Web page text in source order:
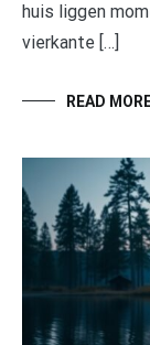
huis liggen
vierkante […]
READ